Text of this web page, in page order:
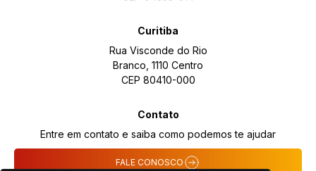
Curitiba
Rua Visconde do Rio
Branco, 1110 Centro
CEP 80410-000
Contato
Entre em contato e saiba como podemos te ajudar
FALE CONOSCO